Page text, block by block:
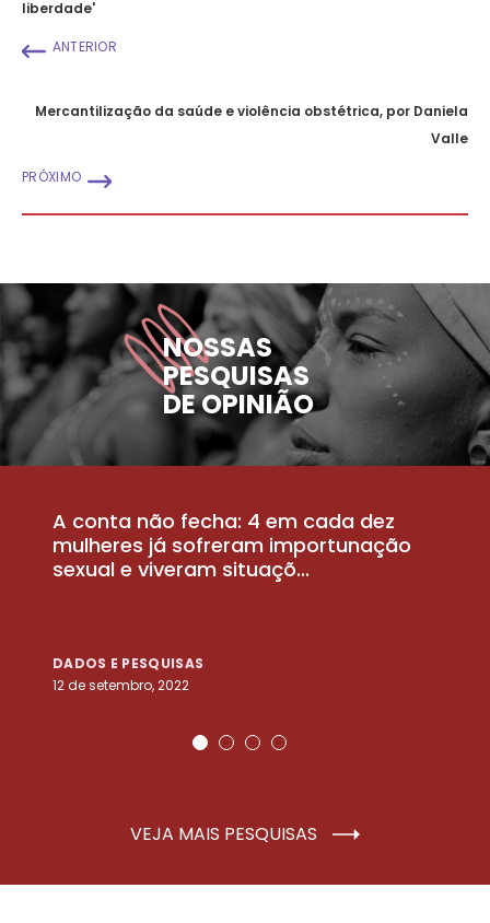
liberdade'
ANTERIOR
Mercantilização da saúde e violência obstétrica, por Daniela
Valle
PRÓXIMO
NOSSAS
PESQUISAS
DE OPINIÃO
A conta não fecha: 4 em cada dez
mulheres já sofreram importunação
sexual e viveram situaçõ...
DADOS E PESQUISAS
12 de setembro, 2022
VEJA MAIS PESQUISAS